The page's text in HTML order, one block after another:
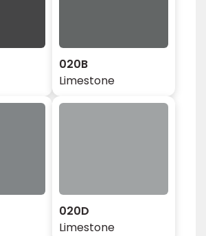
020B
Limestone
020D
Limestone